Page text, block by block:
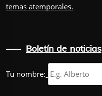
temas atemporales.
Boletín de noticias
Tu nombre: